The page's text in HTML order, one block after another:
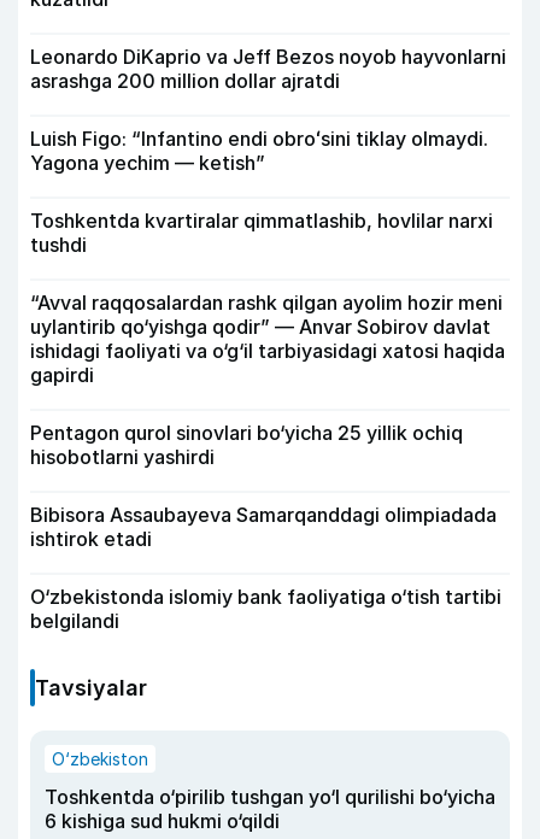
Leonardo DiKaprio va Jeff Bezos noyob hayvonlarni
asrashga 200 million dollar ajratdi
Luish Figo: “Infantino endi obroʻsini tiklay olmaydi.
Yagona yechim — ketish”
Toshkentda kvartiralar qimmatlashib, hovlilar narxi
tushdi
“Avval raqqosalardan rashk qilgan ayolim hozir meni
uylantirib qo‘yishga qodir” — Anvar Sobirov davlat
ishidagi faoliyati va o‘g‘il tarbiyasidagi xatosi haqida
gapirdi
Pentagon qurol sinovlari bo‘yicha 25 yillik ochiq
hisobotlarni yashirdi
Bibisora Assaubayeva Samarqanddagi olimpiadada
ishtirok etadi
O‘zbekistonda islomiy bank faoliyatiga o‘tish tartibi
belgilandi
Tavsiyalar
O‘zbekiston
Toshkentda o‘pirilib tushgan yo‘l qurilishi bo‘yicha
6 kishiga sud hukmi o‘qildi